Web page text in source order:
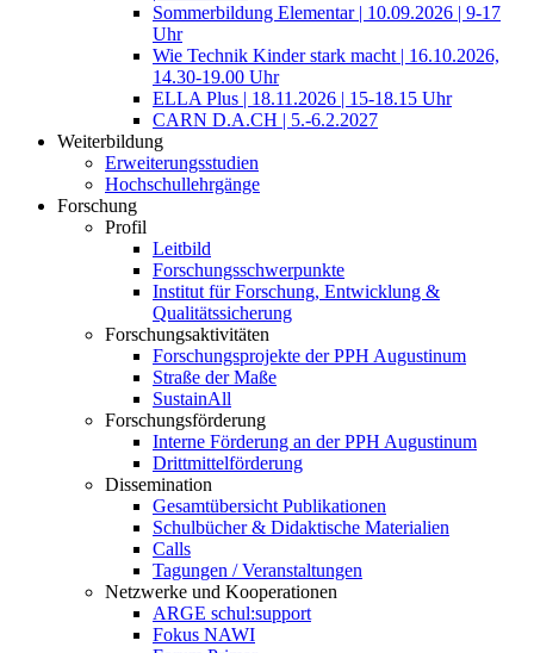
Sommerbildung Elementar | 10.09.2026 | 9-17
Uhr
Wie Technik Kinder stark macht | 16.10.2026,
14.30-19.00 Uhr
ELLA Plus | 18.11.2026 | 15-18.15 Uhr
CARN D.A.CH | 5.-6.2.2027
Weiterbildung
Erweiterungsstudien
Hochschullehrgänge
Forschung
Profil
Leitbild
Forschungsschwerpunkte
Institut für Forschung, Entwicklung &
Qualitätssicherung
Forschungsaktivitäten
Forschungsprojekte der PPH Augustinum
Straße der Maße
SustainAll
Forschungsförderung
Interne Förderung an der PPH Augustinum
Drittmittelförderung
Dissemination
Gesamtübersicht Publikationen
Schulbücher & Didaktische Materialien
Calls
Tagungen / Veranstaltungen
Netzwerke und Kooperationen
ARGE schul:support
Fokus NAWI